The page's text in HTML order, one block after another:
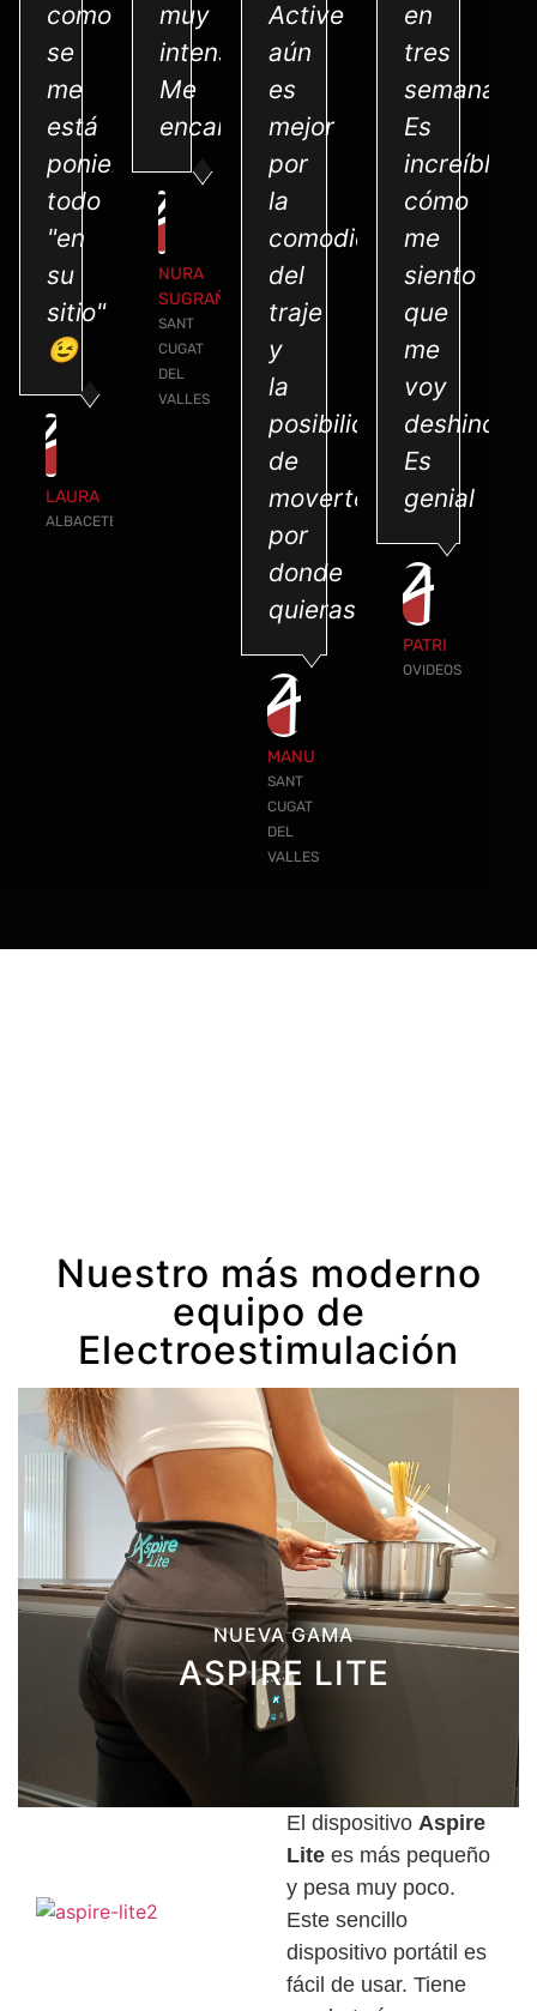
como
se
me
está
poniendo
todo
"en
su
sitio"
😉
LAURA
ALBACETE
muy
intenso!
Me
encanta!
NURA
SUGRAÑES
SANT
CUGAT
DEL
VALLES
Active
aún
es
mejor
por
la
comodidad
del
traje
y
la
posibilidad
de
moverte
por
donde
quieras...
MANU
SANT
CUGAT
DEL
VALLES
en
tres
semanas.
Es
increíble
cómo
me
siento
que
me
voy
Es
genial
PATRI
OVIDEOS
Nuestro más moderno
equipo de
Electroestimulación
NUEVA GAMA
ASPIRE LITE
El dispositivo Aspire
Lite es más pequeño
y pesa muy poco.
Este sencillo
dispositivo portátil es
fácil de usar. Tiene